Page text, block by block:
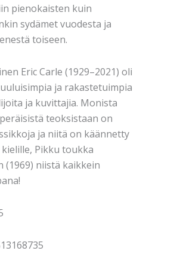
pienokaisten kuin
sydämet vuodesta ja
toiseen.
Eric Carle (1929–2021) oli
ja rakastetuimpia
ja kuvittajia. Monista
teoksistaan on
ja niitä on käännetty
Pikku toukka
(1969) niistä kaikkein